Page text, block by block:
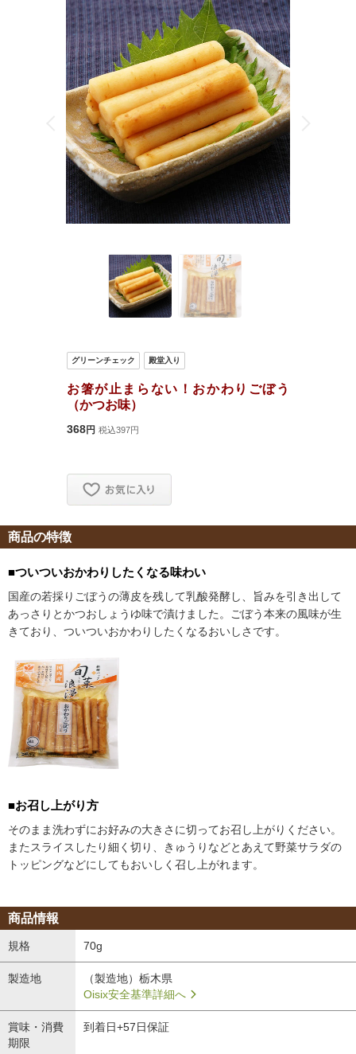
商品の特徴
■ついついおかわりしたくなる味わい
国産の若採りごぼうの薄皮を残して乳酸発酵し、旨みを引き出して
あっさりとかつおしょうゆ味で漬けました。ごぼう本来の風味が生
きており、ついついおかわりしたくなるおいしさです。
■お召し上がり方
そのまま洗わずにお好みの大きさに切ってお召し上がりください。
またスライスしたり細く切り、きゅうりなどとあえて野菜サラダの
トッピングなどにしてもおいしく召し上がれます。